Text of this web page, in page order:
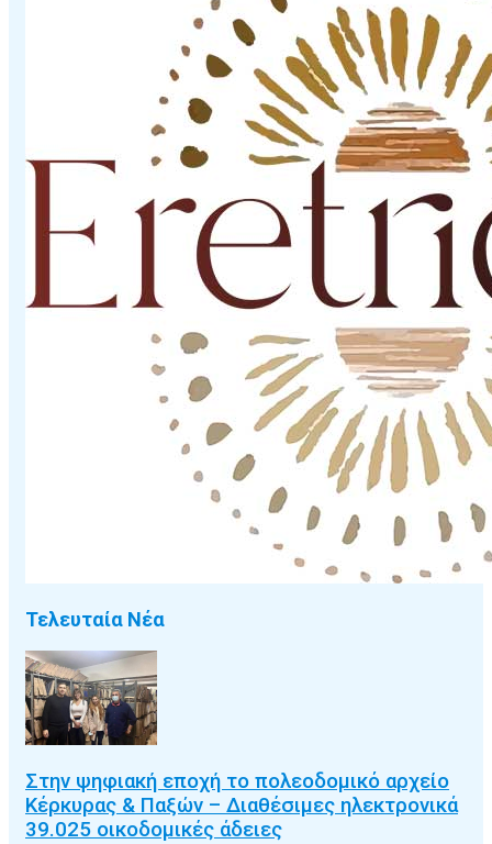
Τελευταία Νέα
Στην ψηφιακή εποχή το πολεοδομικό αρχείο
Κέρκυρας & Παξών – Διαθέσιμες ηλεκτρονικά
39.025 οικοδομικές άδειες